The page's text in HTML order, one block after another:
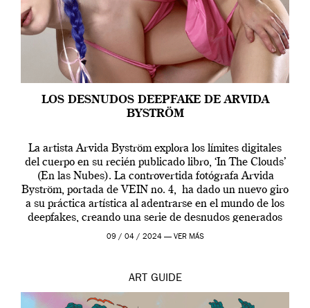
LOS DESNUDOS DEEPFAKE DE ARVIDA
BYSTRÖM
La artista Arvida Byström explora los límites digitales
del cuerpo en su recién publicado libro, ‘In The Clouds’
(En las Nubes). La controvertida fotógrafa Arvida
Byström, portada de VEIN no. 4, ha dado un nuevo giro
a su práctica artística al adentrarse en el mundo de los
deepfakes, creando una serie de desnudos generados
por […]
09 / 04 / 2024 — VER MÁS
ART GUIDE